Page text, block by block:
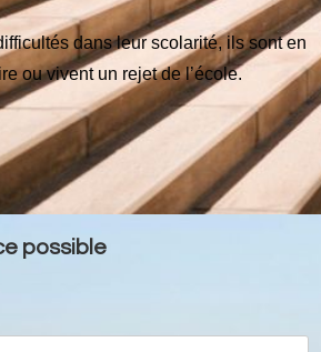
dans leur scolarité, ils sont en
ou vivent un rejet de l’école.
possible